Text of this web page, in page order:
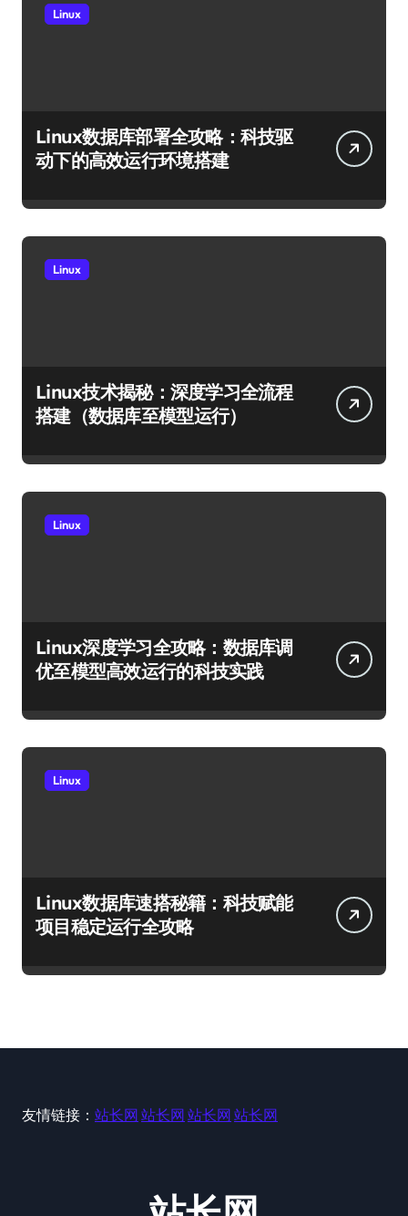
Linux
Linux数据库部署全攻略：科技驱
动下的高效运行环境搭建
Linux
Linux技术揭秘：深度学习全流程
搭建（数据库至模型运行）
Linux
Linux深度学习全攻略：数据库调
优至模型高效运行的科技实践
Linux
Linux数据库速搭秘籍：科技赋能
项目稳定运行全攻略
友情链接： 站长网 站长网 站长网 站长网